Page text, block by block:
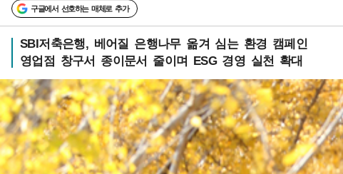
구글에서 선호하는 매체로 추가
SBI저축은행, 베어질 은행나무 옮겨 심는 환경 캠페인
영업점 창구서 종이문서 줄이며 ESG 경영 실천 확대